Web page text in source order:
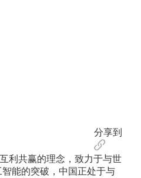
分享到
利共赢的理念，致力于与世
能的突破，中国正处于与